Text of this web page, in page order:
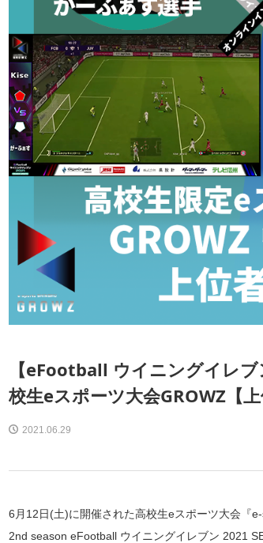
【eFootball ウイニングイレブ
校生eスポーツ大会GROWZ【
2021.06.29
6月12日(土)に開催された高校生eスポーツ大会『
2nd season eFootball ウイニングイレブン 2021